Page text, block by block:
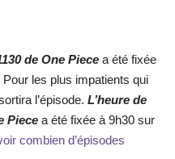
de One Piece a été fixée
les plus impatients qui
l’épisode. L’heure de
Piece a été fixée à 9h30 sur
combien d’épisodes